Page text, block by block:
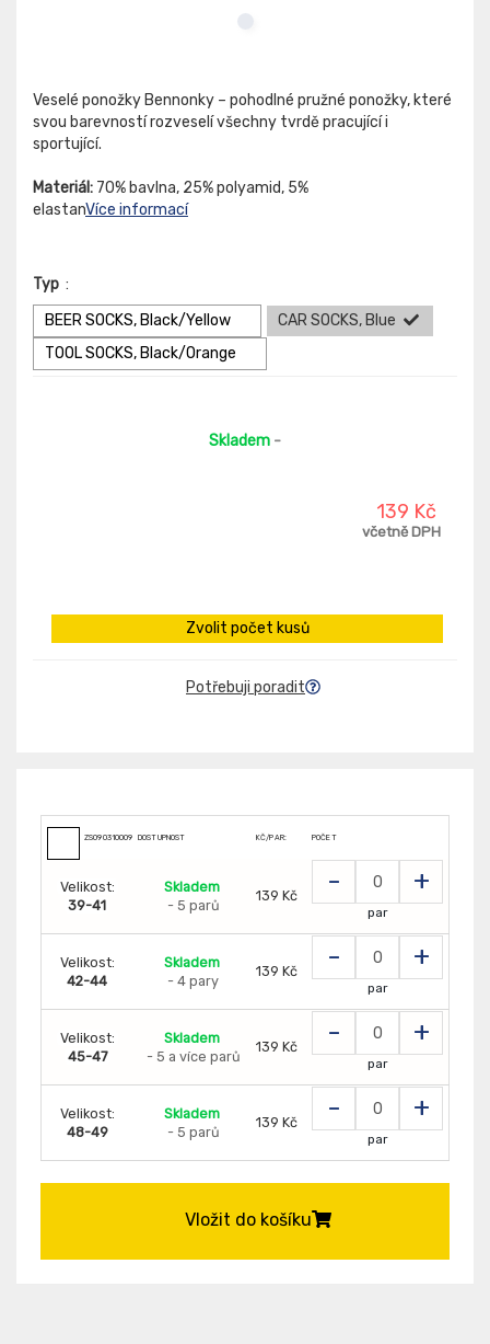
Veselé ponožky Bennonky – pohodlné pružné ponožky, které
svou barevností rozveselí všechny tvrdě pracující i
sportující.
Materiál: 70% bavlna, 25% polyamid, 5%
elastanVíce informací
Typ :
BEER SOCKS, Black/Yellow
CAR SOCKS, Blue
TOOL SOCKS, Black/Orange
Skladem -
139 Kč
včetně DPH
Zvolit počet kusů
Potřebuji poradit
ZS0903100090 DOSTUPNOST KČ/PAR: POČET
Velikost:
39-41
Skladem
- 5 parů
139 Kč - +
par
Velikost:
42-44
Skladem
- 4 pary
139 Kč - +
par
Velikost:
45-47
Skladem
- 5 a více parů
139 Kč - +
par
Velikost:
48-49
Skladem
- 5 parů
139 Kč - +
par
Vložit do košíku